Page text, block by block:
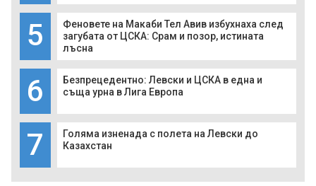
5
Феновете на Макаби Тел Авив избухнаха след
загубата от ЦСКА: Срам и позор, истината
лъсна
6
Безпрецедентно: Левски и ЦСКА в една и
съща урна в Лига Европа
7
Голяма изненада с полета на Левски до
Казахстан